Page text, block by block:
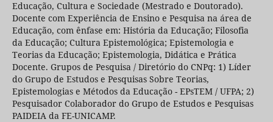
Educação, Cultura e Sociedade (Mestrado e Doutorado).
Docente com Experiência de Ensino e Pesquisa na área de
Educação, com ênfase em: História da Educação; Filosofia
da Educação; Cultura Epistemológica; Epistemologia e
Teorias da Educação; Epistemologia, Didática e Prática
Docente. Grupos de Pesquisa / Diretório do CNPq: 1) Líder
do Grupo de Estudos e Pesquisas Sobre Teorias,
Epistemologias e Métodos da Educação - EPsTEM / UFPA; 2)
Pesquisador Colaborador do Grupo de Estudos e Pesquisas
PAIDEIA da FE-UNICAMP.